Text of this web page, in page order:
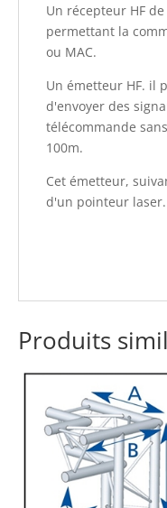
Un récepteur HF
permettant la
ou MAC.
Un émetteur HF. il
d'envoyer des
télécommande
100m.
Cet émetteur,
d'un pointeur laser.
Produits